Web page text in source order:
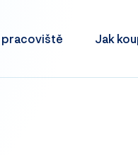
pracoviště Jak